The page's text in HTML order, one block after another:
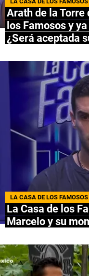
NETFLIX
PRIME VIDEO
APPLE TV+
CELEBRITIES
PASATIEMPOS
INFLUENCERS
SPOILER US
QUIENES SOMOS |
Escribe en Spoiler
Arath de la Torre
los Famosos y
¿Será aceptada
LA CASA DE LOS FAMOSOS
La Casa de los
Marcelo y su